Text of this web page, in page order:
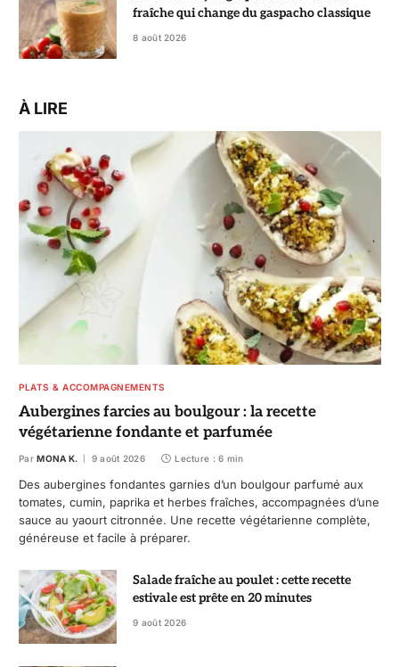
fraîche qui change du gaspacho classique
8 août 2026
À LIRE
PLATS & ACCOMPAGNEMENTS
Aubergines farcies au boulgour : la recette
végétarienne fondante et parfumée
Par MONA K. 9 août 2026 Lecture : 6 min
Des aubergines fondantes garnies d’un boulgour parfumé aux
tomates, cumin, paprika et herbes fraîches, accompagnées d’une
sauce au yaourt citronnée. Une recette végétarienne complète,
généreuse et facile à préparer.
Salade fraîche au poulet : cette recette
estivale est prête en 20 minutes
9 août 2026